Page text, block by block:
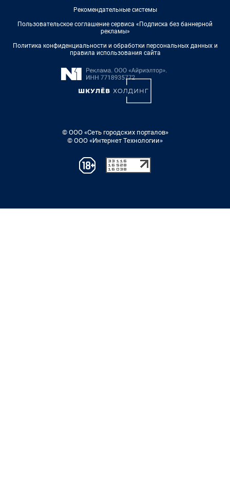
Рекомендательные системы
Пользовательское соглашение сервиса «Подписка без баннерной
рекламы»
Политика конфиденциальности и обработки персональных данных и
правила использования сайта
© ООО «Сеть городских порталов»
© ООО «Интернет Технологии»